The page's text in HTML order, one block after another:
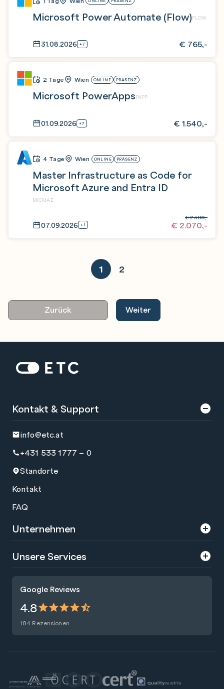
Microsoft Power Automate (Flow)FLOW
31.08.2026 +7 € 765,-
2 Tage Wien ONLINE PRÄSENZ
Microsoft PowerAppsPAPP
01.09.2026 +7 € 1.540,-
4 Tage Wien ONLINE PRÄSENZ
Master Infrastructure as Code for
Microsoft Azure and Entra ID
MICMAE
07.09.2026 +1 € 2.070,-
€2.300,-
Zurück
1 2
Weiter
Startseite: ETC
Google Reviews
4.8
184 Rezensionen
Kontakt & Support
info@etc.at
+431 533 1777 – 0
Standorte
Kontakt
FAQ
Unternehmen
Über uns
Presse
Nachhaltigkeit
Blog
Unsere Services
Raummiete